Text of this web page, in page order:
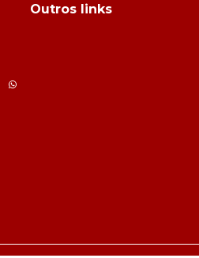
Outros links